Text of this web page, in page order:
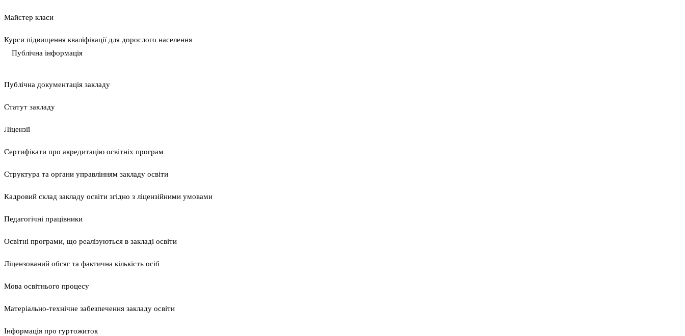
Майстер класи
Курси підвищення кваліфікації для дорослого населення
Публічна інформація
Публічна документація закладу
Статут закладу
Ліцензії
Сертифікати про акредитацію освітніх програм
Структура та органи управлінням закладу освіти
Кадровий склад закладу освіти згідно з ліцензійними умовами
Педагогічні працівники
Освітні програми, що реалізуються в закладі освіти
Ліцензований обсяг та фактична кількість осіб
Мова освітнього процесу
Матеріально-технічне забезпечення закладу освіти
Інформація про гуртожиток